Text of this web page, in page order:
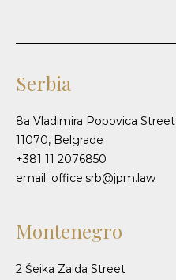
Serbia
8a Vladimira Popovica Street
11070, Belgrade
+381 11 2076850
email: office.srb@jpm.law
Montenegro
2 Šeika Zaida Street